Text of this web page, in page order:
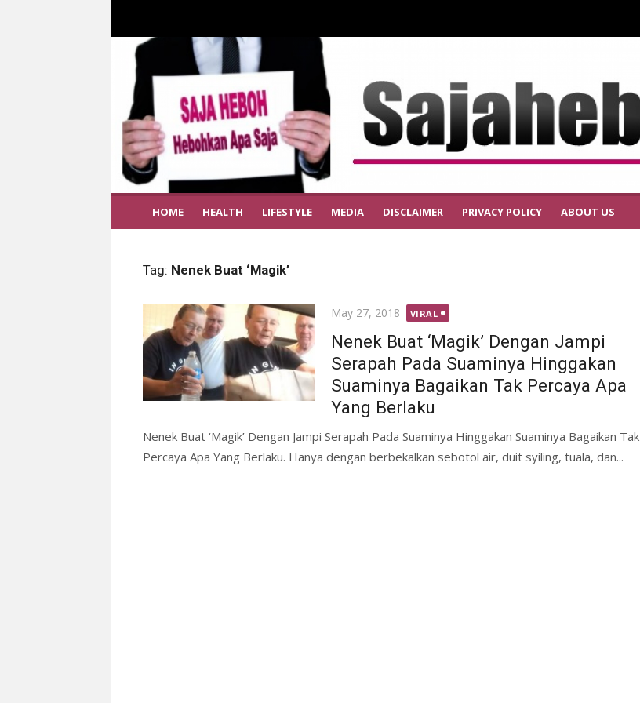
HOME HEALTH LIFESTYLE MEDIA DISCLAIMER PRIVACY POLICY ABOUT US
Tag: Nenek Buat ‘Magik’
Posted
May 27, 2018 VIRAL
Nenek Buat ‘Magik’ Dengan Jampi
Serapah Pada Suaminya Hinggakan
Suaminya Bagaikan Tak Percaya Apa
Yang Berlaku
Nenek Buat ‘Magik’ Dengan Jampi Serapah Pada Suaminya Hinggakan Suaminya Bagaikan Tak
Percaya Apa Yang Berlaku. Hanya dengan berbekalkan sebotol air, duit syiling, tuala, dan...